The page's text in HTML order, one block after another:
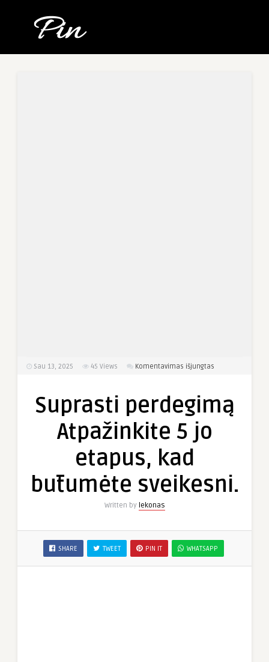
Sau 13, 2025 45 Views Komentavimas išjungtas
Atpažinkite
sveikesni.
Suprasti perdegimą
Atpažinkite 5 jo
etapus, kad
būtumėte sveikesni.
Written by lekonas
SHARE TWEET PIN IT WHATSAPP